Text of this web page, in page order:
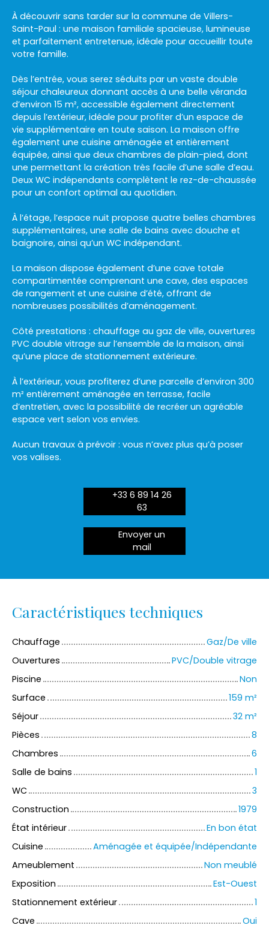
À découvrir sans tarder sur la commune de Villers-
Saint-Paul : une maison familiale spacieuse, lumineuse
et parfaitement entretenue, idéale pour accueillir toute
votre famille.
Dès l’entrée, vous serez séduits par un vaste double
séjour chaleureux donnant accès à une belle véranda
d’environ 15 m², accessible également directement
depuis l’extérieur, idéale pour profiter d’un espace de
vie supplémentaire en toute saison. La maison offre
également une cuisine aménagée et entièrement
équipée, ainsi que deux chambres de plain-pied, dont
une permettant la création très facile d’une salle d’eau.
Deux WC indépendants complètent le rez-de-chaussée
pour un confort optimal au quotidien.
À l’étage, l’espace nuit propose quatre belles chambres
supplémentaires, une salle de bains avec douche et
baignoire, ainsi qu’un WC indépendant.
La maison dispose également d’une cave totale
compartimentée comprenant une cave, des espaces
de rangement et une cuisine d’été, offrant de
nombreuses possibilités d’aménagement.
Côté prestations : chauffage au gaz de ville, ouvertures
PVC double vitrage sur l’ensemble de la maison, ainsi
qu’une place de stationnement extérieure.
À l’extérieur, vous profiterez d’une parcelle d’environ 300
m² entièrement aménagée en terrasse, facile
d’entretien, avec la possibilité de recréer un agréable
espace vert selon vos envies.
Aucun travaux à prévoir : vous n’avez plus qu’à poser
vos valises.
+33 6 89 14 26
63
Envoyer un
mail
Caractéristiques techniques
Chauffage
Gaz/De ville
Ouvertures
PVC/Double vitrage
Piscine
Non
Surface
159 m²
Séjour
32 m²
Pièces
8
Chambres
6
Salle de bains
1
WC
3
Construction
1979
État intérieur
En bon état
Cuisine
Aménagée et équipée/Indépendante
Ameublement
Non meublé
Exposition
Est-Ouest
Stationnement extérieur
1
Cave
Oui